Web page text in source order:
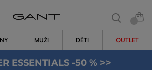
MUŽI DĚTI OUTLET
ESSENTIALS -50 % >>